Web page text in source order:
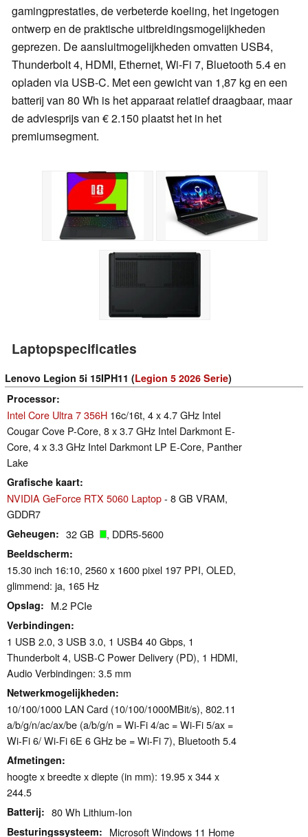
gamingprestaties, de verbeterde koeling, het ingetogen
ontwerp en de praktische uitbreidingsmogelijkheden
geprezen. De aansluitmogelijkheden omvatten USB4,
Thunderbolt 4, HDMI, Ethernet, Wi-Fi 7, Bluetooth 5.4 en
opladen via USB-C. Met een gewicht van 1,87 kg en een
batterij van 80 Wh is het apparaat relatief draagbaar, maar
de adviesprijs van € 2.150 plaatst het in het
premiumsegment.
Laptopspecificaties
Lenovo Legion 5i 15IPH11 (Legion 5 2026 Serie)
Processor
Intel Core Ultra 7 356H 16c/16t, 4 x 4.7 GHz Intel
Cougar Cove P-Core, 8 x 3.7 GHz Intel Darkmont E-
Core, 4 x 3.3 GHz Intel Darkmont LP E-Core, Panther
Lake
Grafische kaart
NVIDIA GeForce RTX 5060 Laptop- 8 GB VRAM,
GDDR7
Geheugen 32 GB , DDR5-5600
Beeldscherm
15.30 inch 16:10, 2560 x 1600 pixel 197 PPI, OLED,
glimmend: ja, 165 Hz
Opslag M.2 PCIe
Verbindingen
1 USB 2.0, 3 USB 3.0, 1 USB4 40 Gbps, 1
Thunderbolt 4, USB-C Power Delivery (PD), 1 HDMI,
Audio Verbindingen: 3.5 mm
Netwerkmogelijkheden
10/100/1000 LAN Card (10/100/1000MBit/s), 802.11
a/​b/​g/​n/​ac/​ax/​be (a/b/g/n = Wi-Fi 4/ac = Wi-Fi 5/ax =
Wi-Fi 6/ Wi-Fi 6E 6 GHz be = Wi-Fi 7), Bluetooth 5.4
Afmetingen
hoogte x breedte x diepte (in mm): 19.95 x 344 x
244.5
Batterij 80 Wh Lithium-Ion
Besturingssysteem Microsoft Windows 11 Home